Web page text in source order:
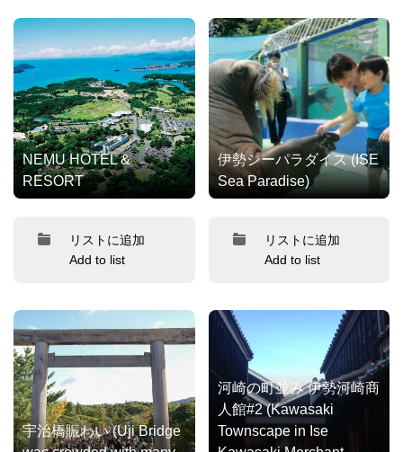
NEMU HOTEL &
RESORT
リストに追加
Add to list
伊勢シーパラダイス (ISE
Sea Paradise)
リストに追加
Add to list
宇治橋賑わい (Uji Bridge
河崎の町並み 伊勢河崎商
人館#2 (Kawasaki
Townscape in Ise